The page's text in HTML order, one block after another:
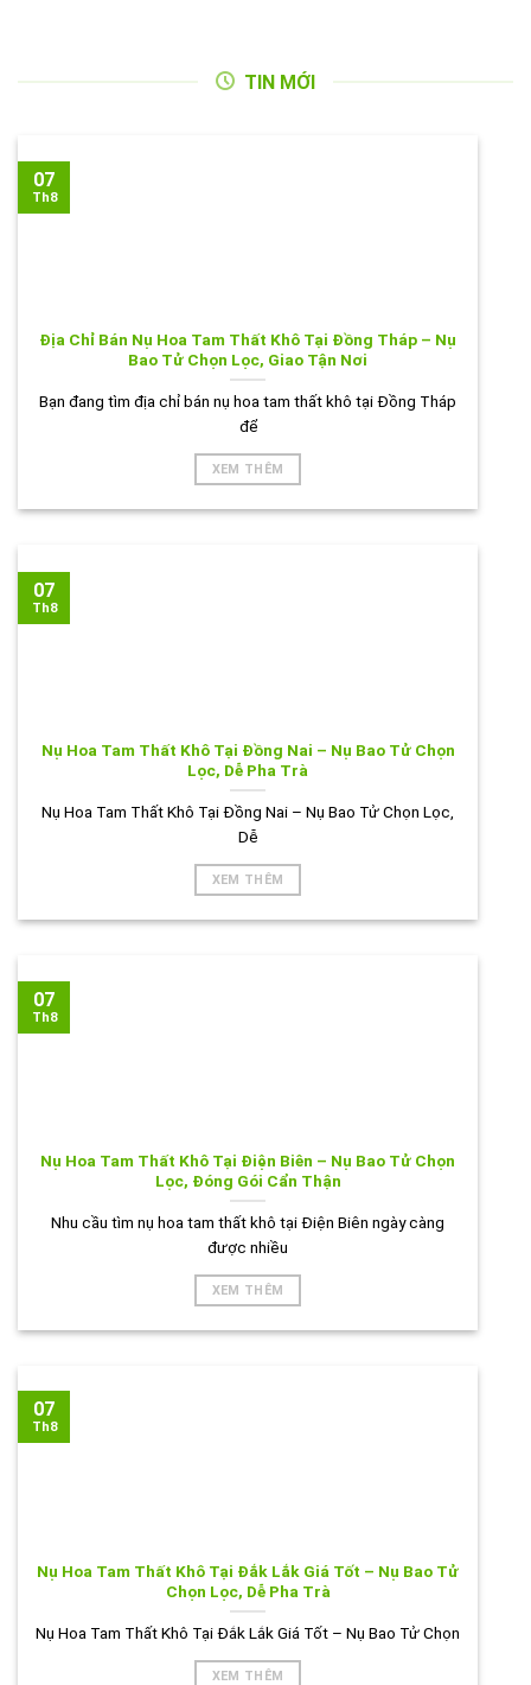
TIN MỚI
Địa Chỉ Bán Nụ Hoa Tam Thất Khô Tại Đồng Tháp – Nụ
Bao Tử Chọn Lọc, Giao Tận Nơi
Bạn đang tìm địa chỉ bán nụ hoa tam thất khô tại Đồng Tháp
để
XEM THÊM
07
Th8
Nụ Hoa Tam Thất Khô Tại Đồng Nai – Nụ Bao Tử Chọn
Lọc, Dễ Pha Trà
Nụ Hoa Tam Thất Khô Tại Đồng Nai – Nụ Bao Tử Chọn Lọc,
Dễ
XEM THÊM
07
Th8
Nụ Hoa Tam Thất Khô Tại Điện Biên – Nụ Bao Tử Chọn
Lọc, Đóng Gói Cẩn Thận
Nhu cầu tìm nụ hoa tam thất khô tại Điện Biên ngày càng
được nhiều
XEM THÊM
07
Th8
Nụ Hoa Tam Thất Khô Tại Đắk Lắk Giá Tốt – Nụ Bao Tử
Chọn Lọc, Dễ Pha Trà
Nụ Hoa Tam Thất Khô Tại Đắk Lắk Giá Tốt – Nụ Bao Tử Chọn
XEM THÊM
07
Th8